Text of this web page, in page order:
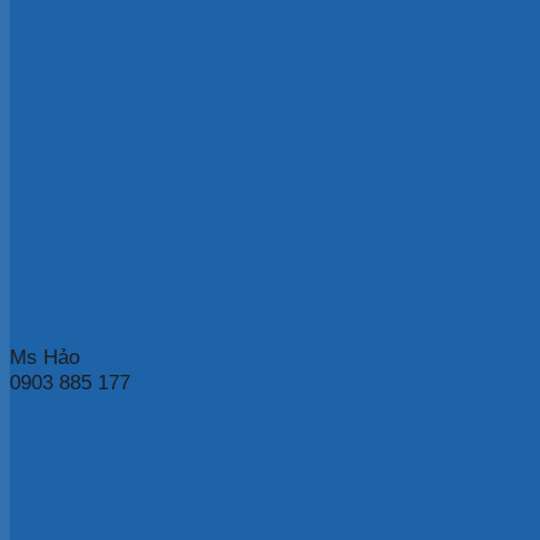
Ms Hảo
0903 885 177